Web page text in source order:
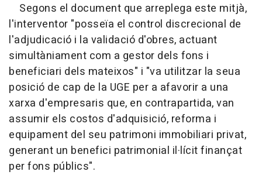
Segons el document que arreplega este mitjà,
l'interventor "posseïa el control discrecional de
l'adjudicació i la validació d'obres, actuant
simultàniament com a gestor dels fons i
beneficiari dels mateixos" i "va utilitzar la seua
posició de cap de la UGE per a afavorir a una
xarxa d'empresaris que, en contrapartida, van
assumir els costos d'adquisició, reforma i
equipament del seu patrimoni immobiliari privat,
generant un benefici patrimonial il·lícit finançat
per fons públics".